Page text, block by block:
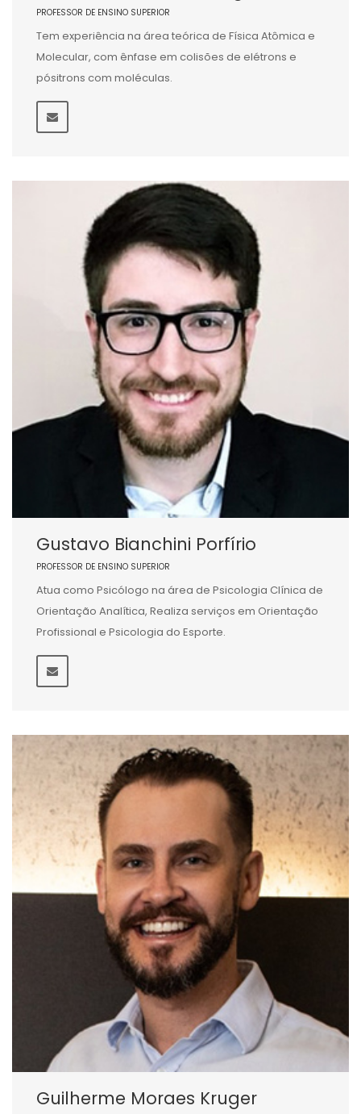
PROFESSOR DE ENSINO SUPERIOR
Tem experiência na área teórica de Física Atômica e
Molecular, com ênfase em colisões de elétrons e
pósitrons com moléculas.
Gustavo Bianchini Porfírio
PROFESSOR DE ENSINO SUPERIOR
Atua como Psicólogo na área de Psicologia Clínica de
Orientação Analítica, Realiza serviços em Orientação
Profissional e Psicologia do Esporte.
Guilherme Moraes Kruger